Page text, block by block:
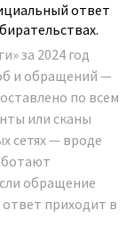
ответ
за 2024 год
и обращений —
по всем
или сканы
сетях — вроде
обращение
приходит в